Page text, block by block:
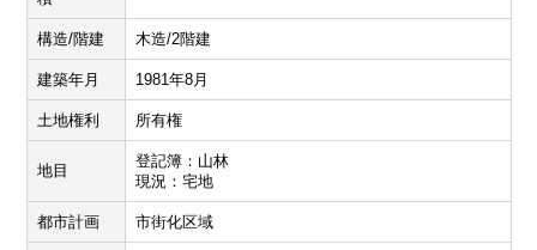
構造/階建 木造/2階建
建築年月 1981年8月
土地権利 所有権
地目
登記簿：山林
現況：宅地
都市計画 市街化区域